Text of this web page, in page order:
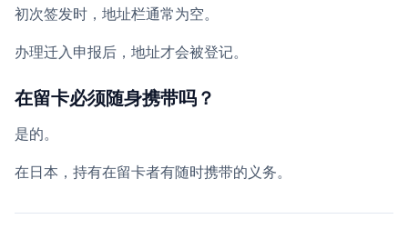
初次签发时，地址栏通常为空。
办理迁入申报后，地址才会被登记。
在留卡必须随身携带吗？
是的。
在日本，持有在留卡者有随时携带的义务。